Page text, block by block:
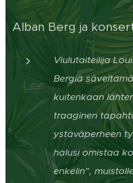
Alban Berg ja
Viulutaiteilija
Bergiä
kuitenkaan
traaginen
ystäväperheen
halusi omistaa
enkelin",